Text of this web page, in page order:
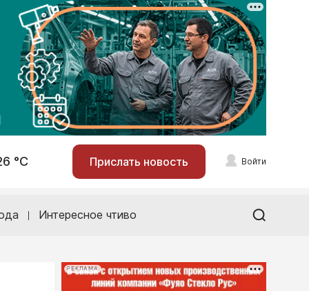
°С Прислать новость Войти
Интересное чтиво
РЕКЛАМА